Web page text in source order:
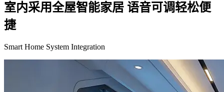
室内采用全屋智能家居 语音可调轻松便
捷
Smart Home System Integration